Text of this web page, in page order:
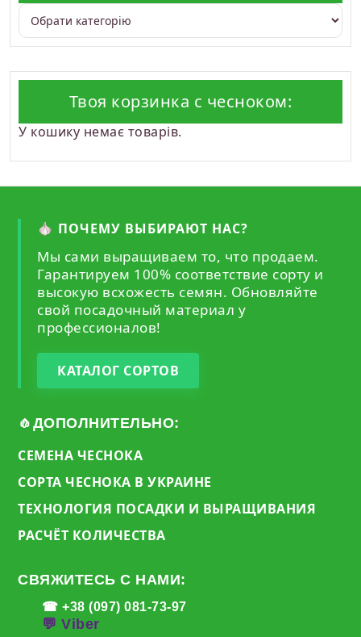
Категорії
Твоя корзинка с чесноком:
У кошику немає товарів.
🧄 ПОЧЕМУ ВЫБИРАЮТ НАС?
Мы сами выращиваем то, что продаем.
Гарантируем 100% соответствие сорту и
высокую всхожесть семян. Обновляйте
свой посадочный материал у
профессионалов!
КАТАЛОГ СОРТОВ
🧄ДОПОЛНИТЕЛЬНО:
СЕМЕНА ЧЕСНОКА
СОРТА ЧЕСНОКА В УКРАИНЕ
ТЕХНОЛОГИЯ ПОСАДКИ И ВЫРАЩИВАНИЯ
РАСЧЁТ КОЛИЧЕСТВА
СВЯЖИТЕСЬ С НАМИ:
☎ +38 (097) 081-73-97
💬 Viber